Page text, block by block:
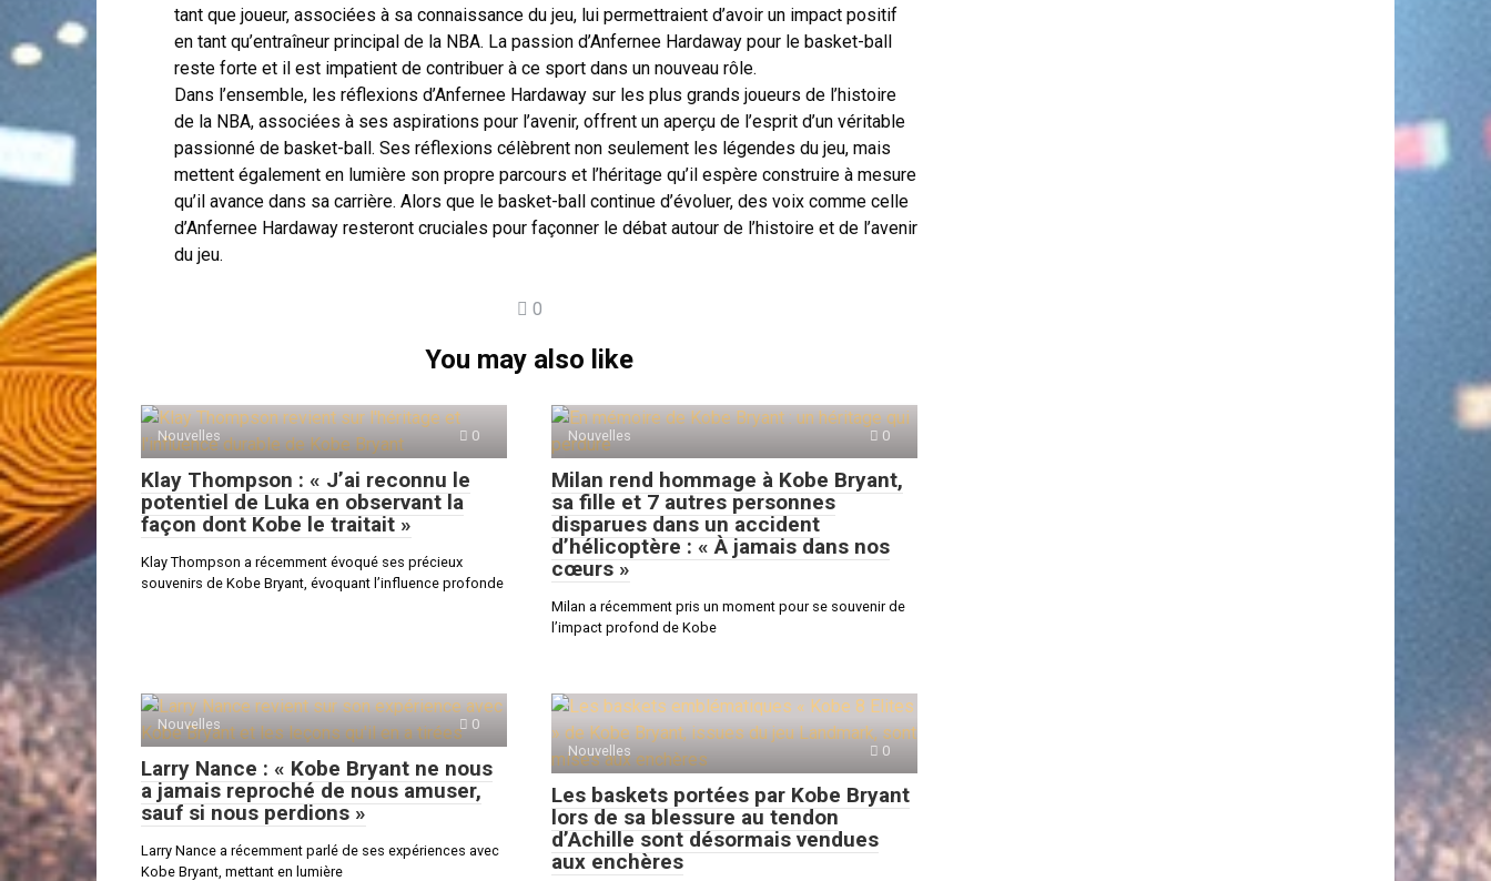
tant que joueur, associées à sa connaissance du jeu, lui permettraient d’avoir un impact positif
en tant qu’entraîneur principal de la NBA. La passion d’Anfernee Hardaway pour le basket-ball
reste forte et il est impatient de contribuer à ce sport dans un nouveau rôle.
Dans l’ensemble, les réflexions d’Anfernee Hardaway sur les plus grands joueurs de l’histoire
de la NBA, associées à ses aspirations pour l’avenir, offrent un aperçu de l’esprit d’un véritable
passionné de basket-ball. Ses réflexions célèbrent non seulement les légendes du jeu, mais
mettent également en lumière son propre parcours et l’héritage qu’il espère construire à mesure
qu’il avance dans sa carrière. Alors que le basket-ball continue d’évoluer, des voix comme celle
d’Anfernee Hardaway resteront cruciales pour façonner le débat autour de l’histoire et de l’avenir
du jeu.
0
You may also like
Nouvelles 0
Klay Thompson : « J’ai reconnu le
potentiel de Luka en observant la
façon dont Kobe le traitait »
Klay Thompson a récemment évoqué ses précieux
souvenirs de Kobe Bryant, évoquant l’influence profonde
Nouvelles 0
Milan rend hommage à Kobe Bryant,
sa fille et 7 autres personnes
disparues dans un accident
d’hélicoptère : « À jamais dans nos
cœurs »
Milan a récemment pris un moment pour se souvenir de
l’impact profond de Kobe
Nouvelles 0
Larry Nance : « Kobe Bryant ne nous
a jamais reproché de nous amuser,
sauf si nous perdions »
Larry Nance a récemment parlé de ses expériences avec
Kobe Bryant, mettant en lumière
Nouvelles 0
Les baskets portées par Kobe Bryant
lors de sa blessure au tendon
d’Achille sont désormais vendues
aux enchères